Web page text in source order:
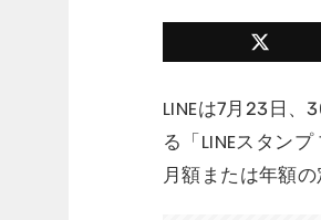
LINEは7月23日
る「LINEスタン
月額または年額